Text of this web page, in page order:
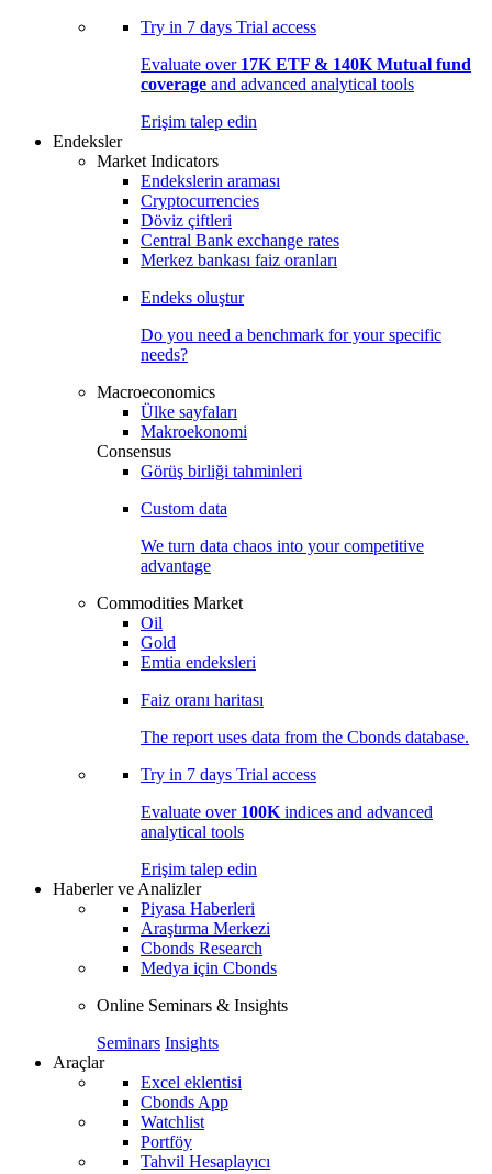
Try in 7 days Trial access
Evaluate over 17K ETF & 140K Mutual fund
coverage and advanced analytical tools
Erişim talep edin
Endeksler
Market Indicators
Endekslerin araması
Cryptocurrencies
Döviz çiftleri
Central Bank exchange rates
Merkez bankası faiz oranları
Endeks oluştur
Do you need a benchmark for your specific
needs?
Macroeconomics
Ülke sayfaları
Makroekonomi
Consensus
Görüş birliği tahminleri
Custom data
We turn data chaos into your competitive
advantage
Commodities Market
Oil
Gold
Emtia endeksleri
Faiz oranı haritası
The report uses data from the Cbonds database.
Try in 7 days Trial access
Evaluate over 100K indices and advanced
analytical tools
Erişim talep edin
Haberler ve Analizler
Piyasa Haberleri
Araştırma Merkezi
Cbonds Research
Medya için Cbonds
Online Seminars & Insights
Seminars Insights
Araçlar
Excel eklentisi
Cbonds App
Watchlist
Portföy
Tahvil Hesaplayıcı